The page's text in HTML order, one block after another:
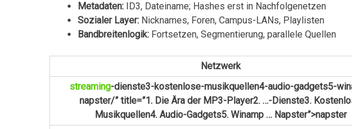
Metadaten: ​ID3,​ Dateiname; Hashes ⁤erst in Nachfolgenetzen
Sozialer Layer: Nicknames, Foren, Campus-LANs, Playlisten
Bandbreitenlogik: Fortsetzen, Segmentierung, parallele Quellen
Netzwerk
streaming-dienste3-kostenlose-musikquellen4-audio-gadgets5-
napster/” title=”1. Die Ära der MP3-Player2. …-Dienste3.
Musikquellen4. Audio-Gadgets5. Winamp … Napster”>napster